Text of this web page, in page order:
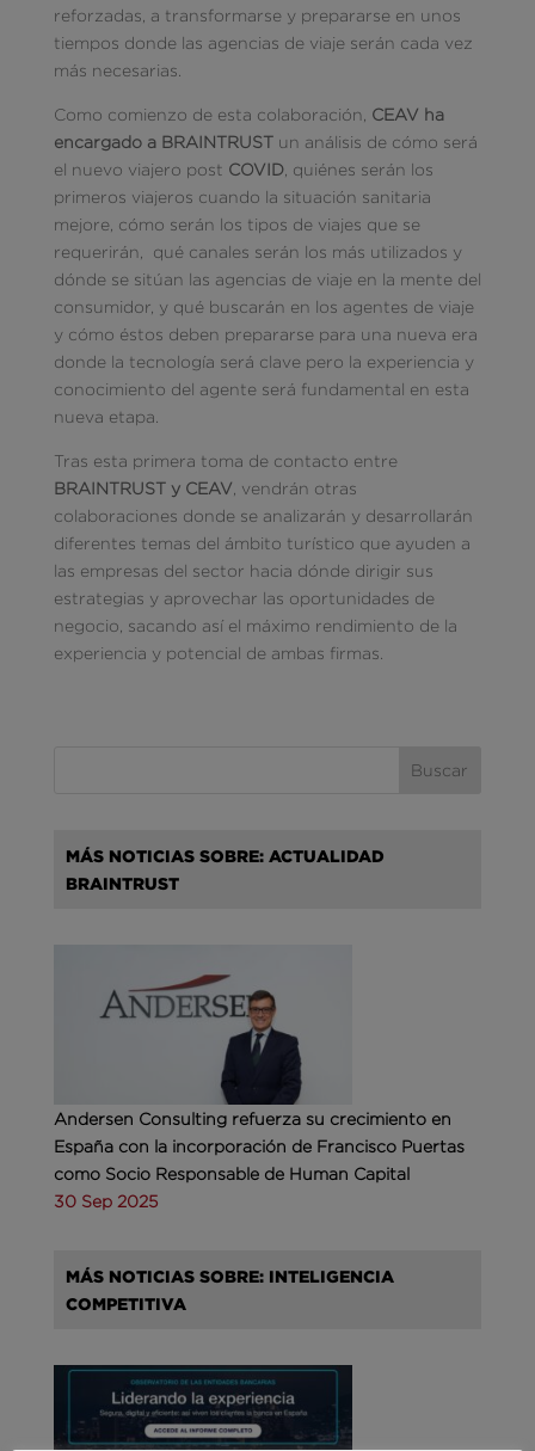
reforzadas, a transformarse y prepararse en unos
tiempos donde las agencias de viaje serán cada vez
más necesarias.
Como comienzo de esta colaboración, CEAV ha
encargado a BRAINTRUSTun análisis de cómo será
el nuevo viajero post COVID, quiénes serán los
primeros viajeros cuando la situación sanitaria
mejore, cómo serán los tipos de viajes que se
requerirán, qué canales serán los más utilizados y
dónde se sitúan las agencias de viaje en la mente del
consumidor, y qué buscarán en los agentes de viaje
y cómo éstos deben prepararse para una nueva era
donde la tecnología será clave pero la experiencia y
conocimiento del agente será fundamental en esta
nueva etapa.
Tras esta primera toma de contacto entre
BRAINTRUST y CEAV , vendrán otras
colaboraciones donde se analizarán y desarrollarán
diferentes temas del ámbito turístico que ayuden a
las empresas del sector hacia dónde dirigir sus
estrategias y aprovechar las oportunidades de
negocio, sacando así el máximo rendimiento de la
experiencia y potencial de ambas firmas.
MÁS NOTICIAS SOBRE: ACTUALIDAD
BRAINTRUST
Andersen Consulting refuerza su crecimiento en
España con la incorporación de Francisco Puertas
como Socio Responsable de Human Capital
30 Sep 2025
MÁS NOTICIAS SOBRE: INTELIGENCIA
COMPETITIVA